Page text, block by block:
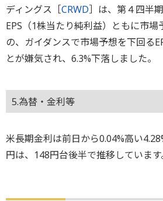
ディングス［CRWD］は、第４四半
EPS（1株当たり純利益）ともに市
の、ガイダンスで市場予想を下回る
とが嫌気され、6.3%下落しました。
5.為替・金利等
米長期金利は前日から0.04%高い
円は、148円台後半で推移しています